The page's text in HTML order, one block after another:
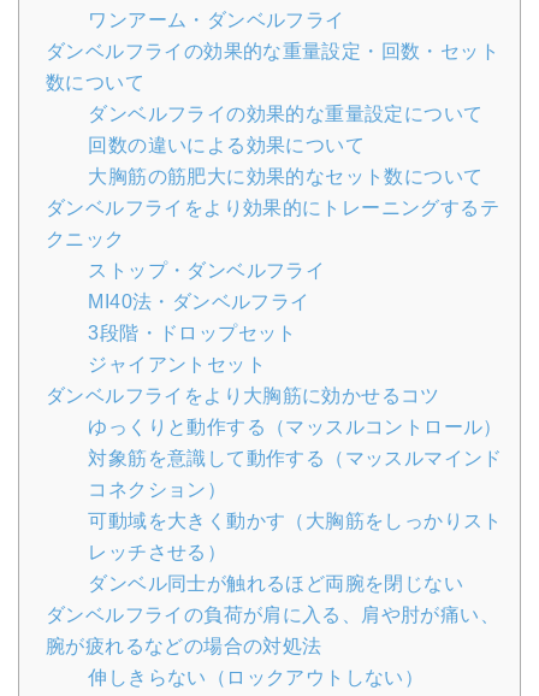
ワンアーム・ダンベルフライ
ダンベルフライの効果的な重量設定・回数・セット
数について
ダンベルフライの効果的な重量設定について
回数の違いによる効果について
大胸筋の筋肥大に効果的なセット数について
ダンベルフライをより効果的にトレーニングするテ
クニック
ストップ・ダンベルフライ
MI40法・ダンベルフライ
3段階・ドロップセット
ジャイアントセット
ダンベルフライをより大胸筋に効かせるコツ
ゆっくりと動作する（マッスルコントロール）
対象筋を意識して動作する（マッスルマインド
コネクション）
可動域を大きく動かす（大胸筋をしっかりスト
レッチさせる）
ダンベル同士が触れるほど両腕を閉じない
ダンベルフライの負荷が肩に入る、肩や肘が痛い、
腕が疲れるなどの場合の対処法
伸しきらない（ロックアウトしない）